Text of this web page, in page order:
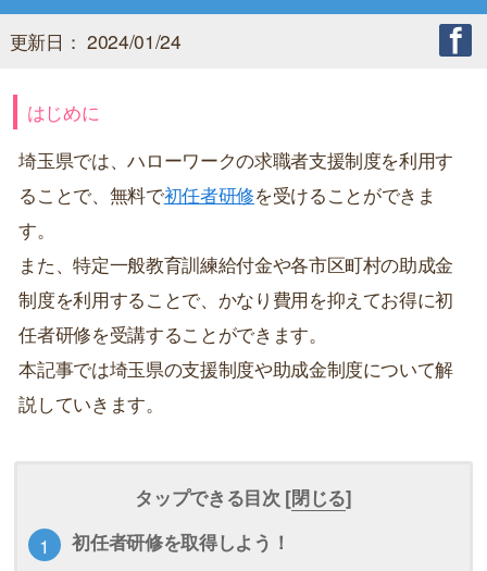
更新日： 2024/01/24
はじめに
埼玉県では、ハローワークの求職者支援制度を利用す
ることで、無料で初任者研修を受けることができま
す。
また、特定一般教育訓練給付金や各市区町村の助成金
制度を利用することで、かなり費用を抑えてお得に初
任者研修を受講することができます。
本記事では埼玉県の支援制度や助成金制度について解
説していきます。
タップできる目次 [閉じる]
初任者研修を取得しよう！